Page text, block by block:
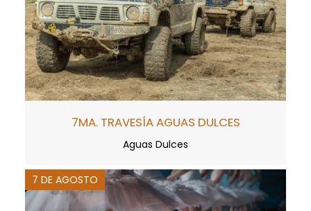
7MA. TRAVESÍA AGUAS DULCES
Aguas Dulces
7 DE AGOSTO